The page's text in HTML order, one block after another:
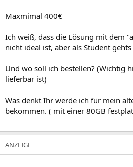
Maxmimal 400€
Ich weiß, dass die Lösung mit dem
nicht ideal ist, aber als Student
Und wo soll ich bestellen? (Wichtig
lieferbar ist)
Was denkt Ihr werde ich für mein
bekommen. ( mit einer 80GB